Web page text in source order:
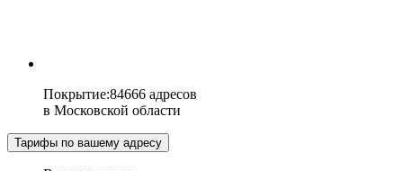
Покрытие:84666 адресов
в Московской области
Тарифы по вашему адресу